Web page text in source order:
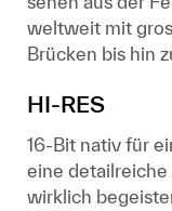
weltweit mit
Brücken bis hin
HI-RES
16-Bit nativ für
eine detailreiche
wirklich